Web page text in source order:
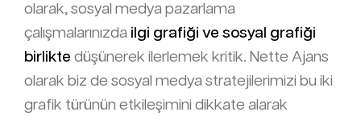
olarak, sosyal medya pazarlama
çalışmalarınızda ilgi grafiği ve sosyal grafiği
birlikte düşünerek ilerlemek kritik. Nette Ajans
olarak biz de sosyal medya stratejilerimizi bu iki
grafik türünün etkileşimini dikkate alarak